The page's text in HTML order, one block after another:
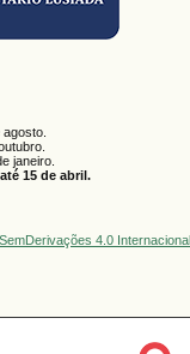
janeiro.
15 de abril.
4.0 Internacional